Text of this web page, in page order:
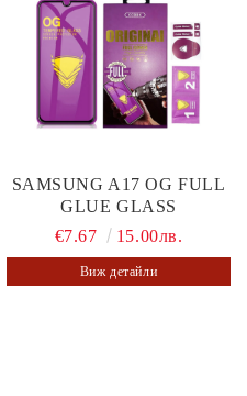
SAMSUNG A17 OG FULL
GLUE GLASS
€7.67
15.00лв.
Виж детайли